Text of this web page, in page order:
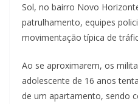
Sol, no bairro Novo
patrulhamento, equipes
movimentação típica de
Ao se aproximarem, os
adolescente de 16 anos
de um apartamento, sendo